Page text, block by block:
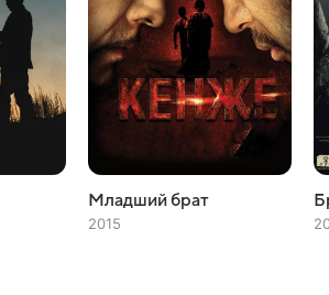
Младший брат
2015